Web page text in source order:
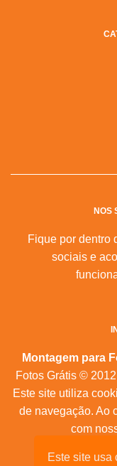
Este site usa
NOS
Fique por dentro
sociais e
Montagem para
Fotos Grátis ©
Este site utiliza
de navegação. Ao
com
Mapa do Site